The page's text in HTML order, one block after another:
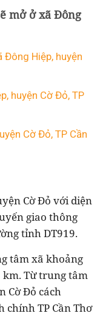
mở ở xã Đông
Đông Hiệp, huyện
huyện Cờ Đỏ, TP
Cờ Đỏ, TP Cần
Cờ Đỏ với diện
giao thông
tỉnh DT919.
tâm xã khoảng
km. Từ trung tâm
Cờ Đỏ cách
TP Cần Thơ